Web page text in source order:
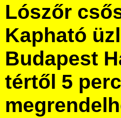
Lószőr
Kapható
Budapest
tértől 5